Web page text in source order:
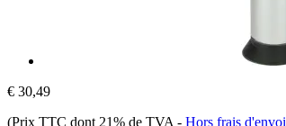
€ 30,49
(Prix TTC dont 21% de TVA - Hors frais d'envoi